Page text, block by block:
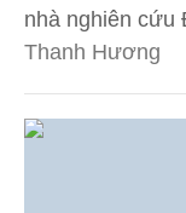
nhà nghiên cứu
Thanh Hương